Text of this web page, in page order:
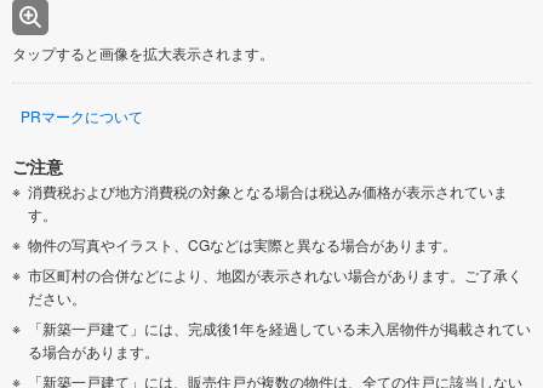
タップすると画像を拡大表示されます。
PRマークについて
ご注意
消費税および地方消費税の対象となる場合は税込み価格が表示されていま
す。
物件の写真やイラスト、CGなどは実際と異なる場合があります。
市区町村の合併などにより、地図が表示されない場合があります。ご了承く
ださい。
「新築一戸建て」には、完成後1年を経過している未入居物件が掲載されてい
る場合があります。
「新築一戸建て」には、販売住戸が複数の物件は、全ての住戸に該当しない